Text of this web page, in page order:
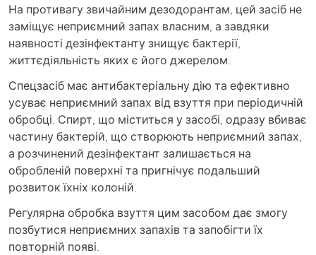
На противагу звичайним дезодорантам, цей засіб не
заміщує неприємний запах власним, а завдяки
наявності дезінфектанту знищує бактерії,
життєдіяльність яких є його джерелом.
Спецзасіб має антибактеріальну дію та ефективно
усуває неприємний запах від взуття при періодичній
обробці. Спирт, що міститься у засобі, одразу вбиває
частину бактерій, що створюють неприємний запах,
а розчинений дезінфектант залишається на
обробленій поверхні та пригнічує подальший
розвиток їхніх колоній.
Регулярна обробка взуття цим засобом дає змогу
позбутися неприємних запахів та запобігти їх
повторній появі.